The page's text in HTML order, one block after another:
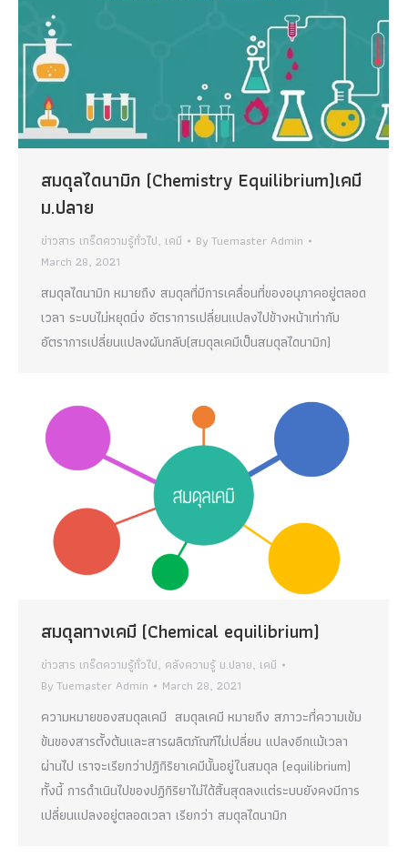
สมดุลไดนามิก (Chemistry Equilibrium)เคมี
ม.ปลาย
ข่าวสาร เกร็ดความรู้ทั่วไป, เคมี ByTuemaster Admin
March 28, 2021
สมดุลไดนามิก หมายถึง สมดุลที่มีการเคลื่อนที่ของอนุภาคอยู่ตลอด
เวลา ระบบไม่หยุดนิ่ง อัตราการเปลี่ยนแปลงไปข้างหน้าเท่ากับ
อัตราการเปลี่ยนแปลงผันกลับ(สมดุลเคมีเป็นสมดุลไดนามิก)
สมดุลทางเคมี (Chemical equilibrium)
ข่าวสาร เกร็ดความรู้ทั่วไป, คลังความรู้ ม.ปลาย, เคมี
ByTuemaster Admin March 28, 2021
ความหมายของสมดุลเคมี สมดุลเคมี หมายถึง สภาวะที่ความเข้ม
ข้นของสารตั้งต้นและสารผลิตภัณฑ์ไม่เปลี่ยน แปลงอีกแม้เวลา
ผ่านไป เราจะเรียกว่าปฏิกิริยาเคมีนั้นอยู่ในสมดุล (equilibrium)
ทั้งนี้ การดำเนินไปของปฏิกิริยาไม่ได้สิ้นสุดลงแต่ระบบยังคงมีการ
เปลี่ยนแปลงอยู่ตลอดเวลา เรียกว่า สมดุลไดนามิก